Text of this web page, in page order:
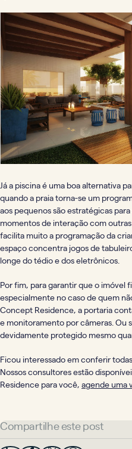
Já a piscina é uma boa alternativa
quando a praia torna-se um
aos pequenos são estratégicas
momentos de interação com
facilita muito a programação da
espaço concentra jogos de
longe do tédio e dos eletrônicos.
Por fim, para garantir que o imóvel
especialmente no caso de quem
Concept Residence, a portaria
e monitoramento por câmeras. Ou
devidamente protegido mesmo
Ficou interessado em conferir
Nossos consultores estão
Residence para você, agende uma
Compartilhe este post